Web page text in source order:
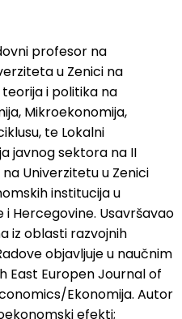
profesor na
u Zenici na
i politika na
Mikroekonomija,
te Lokalni
javnog sektora na II
Univerzitetu u Zenici
institucija u
Hercegovine. Usavršavao
iz oblasti razvojnih
objavljuje u naučnim
East Europen Journal of
Ekonomija. Autor
efekti;